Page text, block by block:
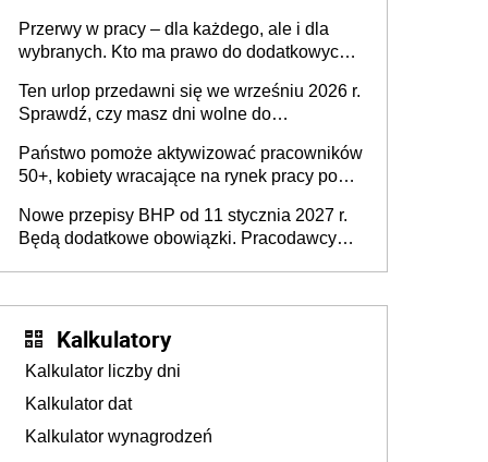
dofinansowań czy refundacji, ale bariery po
stronie systemu i świadomości
pracodawców [WYWIAD]
Przerwy w pracy – dla każdego, ale i dla
wybranych. Kto ma prawo do dodatkowych
Ten urlop przedawni się we wrześniu 2026 r.
Sprawdź, czy masz dni wolne do
Państwo pomoże aktywizować pracowników
50+, kobiety wracające na rynek pracy po
osoby neuroatypowe. Powstanie Fundusz
na rzecz Inkluzywności w Zatrudnianiu?
Nowe przepisy BHP od 11 stycznia 2027 r.
Będą dodatkowe obowiązki. Pracodawcy
Kalkulatory
Kalkulator liczby dni
Kalkulator dat
Kalkulator wynagrodzeń